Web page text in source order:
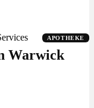
APOTHEKE
Warwick